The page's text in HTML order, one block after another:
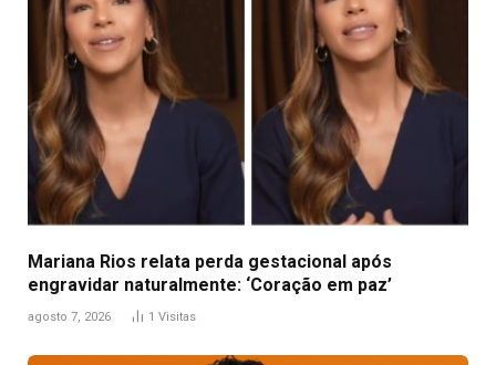
Mariana Rios relata perda gestacional após
engravidar naturalmente: ‘Coração em paz’
agosto 7, 2026 1 Visitas